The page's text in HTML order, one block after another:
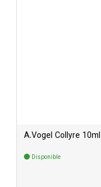
A.Vogel Collyre 10ml
Disponible